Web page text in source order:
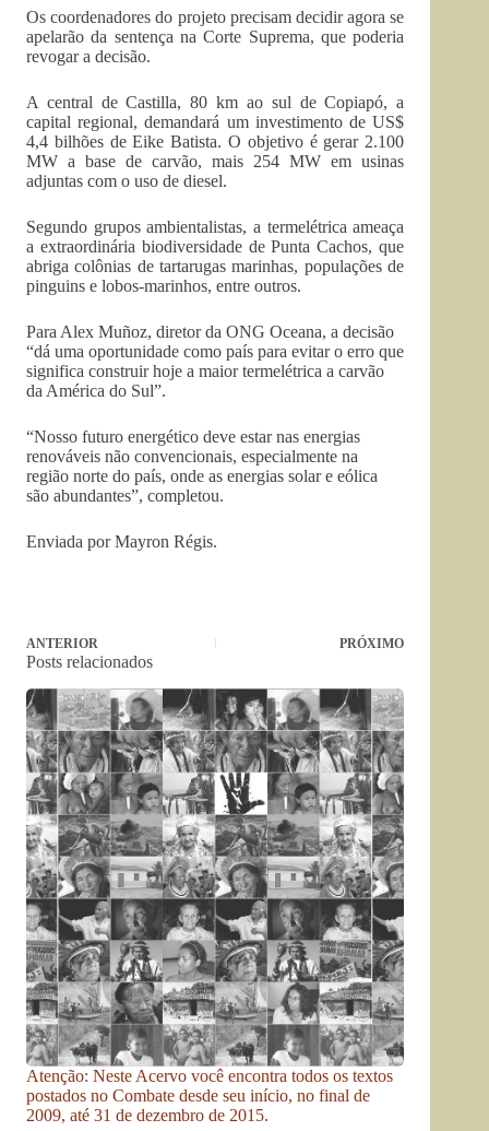
Os coordenadores do projeto precisam decidir agora se
apelarão da sentença na Corte Suprema, que poderia
revogar a decisão.
A central de Castilla, 80 km ao sul de Copiapó, a
capital regional, demandará um investimento de US$
4,4 bilhões de Eike Batista. O objetivo é gerar 2.100
MW a base de carvão, mais 254 MW em usinas
adjuntas com o uso de diesel.
Segundo grupos ambientalistas, a termelétrica ameaça
a extraordinária biodiversidade de Punta Cachos, que
abriga colônias de tartarugas marinhas, populações de
pinguins e lobos-marinhos, entre outros.
Para Alex Muñoz, diretor da ONG Oceana, a decisão
“dá uma oportunidade como país para evitar o erro que
significa construir hoje a maior termelétrica a carvão
da América do Sul”.
“Nosso futuro energético deve estar nas energias
renováveis não convencionais, especialmente na
região norte do país, onde as energias solar e eólica
são abundantes”, completou.
Enviada por Mayron Régis.
ANTERIOR PRÓXIMO
Posts relacionados
Atenção: Neste Acervo você encontra todos os textos
postados no Combate desde seu início, no final de
2009, até 31 de dezembro de 2015.